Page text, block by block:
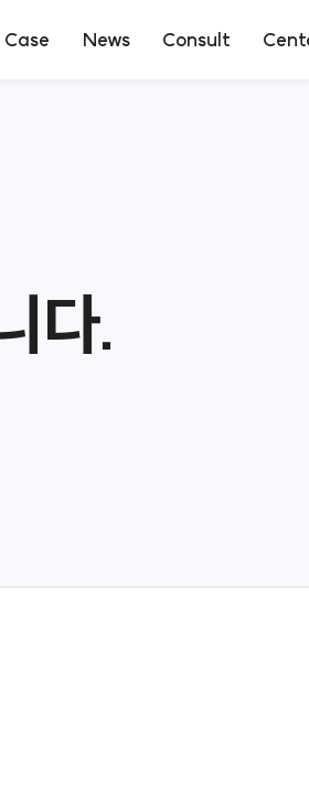
Case News Consult
다.